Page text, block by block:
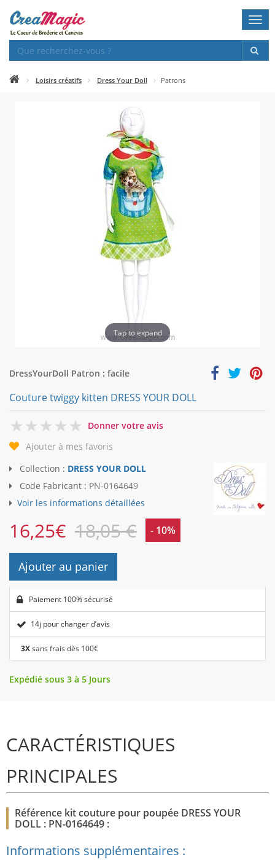
Loisirs créatifs Dress Your Doll Patrons
Tap to expand
DressYourDoll Patron : facile
Couture twiggy kitten DRESS YOUR DOLL
0
Donner votre avis
Ajouter à mes favoris
Collection : DRESS YOUR DOLL
Code Fabricant : PN-0164649
Voir les informations détaillées
16,25€ 18,05 € - 10%
Ajouter au panier
Paiement 100% sécurisé
14j pour changer d’avis
3Xsans frais dès 100€
Expédié sous 3 à 5 Jours
CARACTÉRISTIQUES
PRINCIPALES
Référence kit couture pour poupée DRESS YOUR
DOLL : PN-0164649 :
Informations supplémentaires :